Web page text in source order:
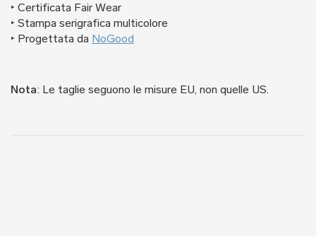
‣ Certificata Fair Wear
‣ Stampa serigrafica multicolore
‣ Progettata da NoGood
Nota: Le taglie seguono le misure EU, non quelle US.